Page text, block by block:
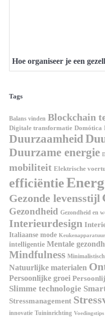
Hoe organiseer je een
Tags
Balans vinden Blockchain
Digitale transformatie Domótica
Duurzaamheid
Duurzame energie
mobiliteit Elektrische
efficiëntie
Gezonde levensstijl
Gezondheid Gezondheid en
Interieurdesign
Italiaanse mode Keukenapparatuur
intelligentie Mentale
Mindfulness
Natuurlijke materialen
Persoonlijke groei
Slimme technologie
Stressmanagement
innovatie Tuininrichting Voedingstips